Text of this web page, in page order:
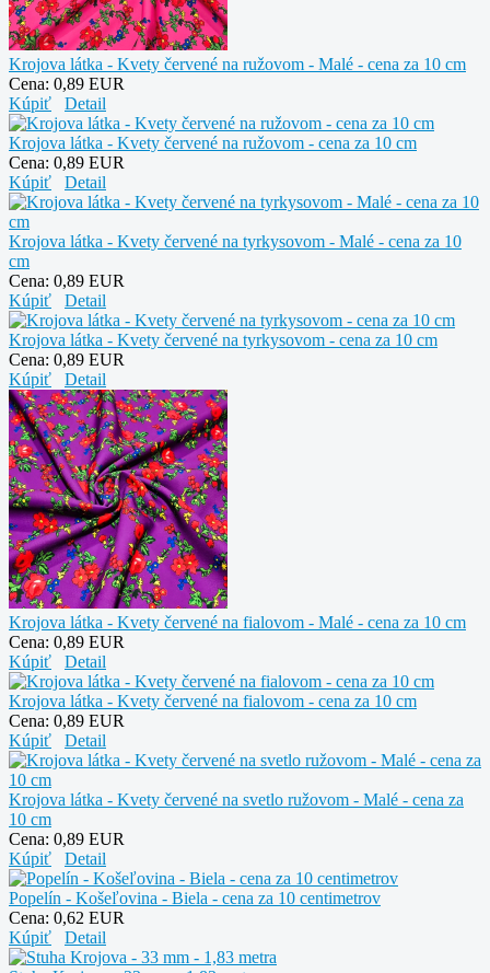
Krojova látka - Kvety červené na ružovom - Malé - cena za 10 cm
Cena: 0,89 EUR
Kúpiť
Detail
Krojova látka - Kvety červené na ružovom - cena za 10 cm
Cena: 0,89 EUR
Kúpiť
Detail
Krojova látka - Kvety červené na tyrkysovom - Malé - cena za 10
cm
Cena: 0,89 EUR
Kúpiť
Detail
Krojova látka - Kvety červené na tyrkysovom - cena za 10 cm
Cena: 0,89 EUR
Kúpiť
Detail
Krojova látka - Kvety červené na fialovom - Malé - cena za 10 cm
Cena: 0,89 EUR
Kúpiť
Detail
Krojova látka - Kvety červené na fialovom - cena za 10 cm
Cena: 0,89 EUR
Kúpiť
Detail
Krojova látka - Kvety červené na svetlo ružovom - Malé - cena za
10 cm
Cena: 0,89 EUR
Kúpiť
Detail
Popelín - Košeľovina - Biela - cena za 10 centimetrov
Cena: 0,62 EUR
Kúpiť
Detail